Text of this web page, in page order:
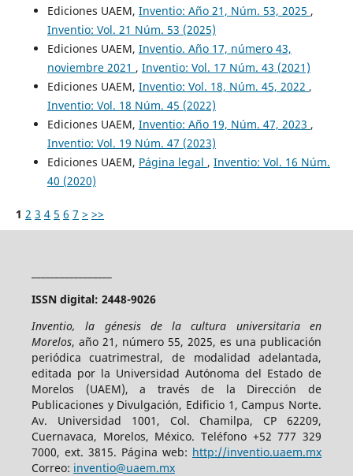
Ediciones UAEM, Inventio: Año 21, Núm. 53, 2025 ,
Inventio: Vol. 21 Núm. 53 (2025)
Ediciones UAEM, Inventio. Año 17, número 43,
noviembre 2021 , Inventio: Vol. 17 Núm. 43 (2021)
Ediciones UAEM, Inventio: Vol. 18, Núm. 45, 2022 ,
Inventio: Vol. 18 Núm. 45 (2022)
Ediciones UAEM, Inventio: Año 19, Núm. 47, 2023 ,
Inventio: Vol. 19 Núm. 47 (2023)
Ediciones UAEM, Página legal , Inventio: Vol. 16 Núm.
40 (2020)
1 2 3 4 5 6 7 > >>
ISSN digital: 2448-9026
Inventio, la génesis de la cultura universitaria en
Morelos, año 21, número 55, 2025, es una publicación
periódica cuatrimestral, de modalidad adelantada,
editada por la Universidad Autónoma del Estado de
Morelos (UAEM), a través de la Dirección de
Publicaciones y Divulgación, Edificio 1, Campus Norte.
Av. Universidad 1001, Col. Chamilpa, CP 62209,
Cuernavaca, Morelos, México. Teléfono +52 777 329
7000, ext. 3815. Página web: http://inventio.uaem.mx
Correo: inventio@uaem.mx